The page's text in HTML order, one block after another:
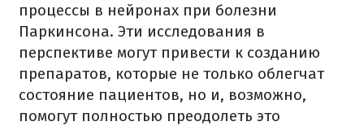
процессы в нейронах при болезни
Паркинсона. Эти исследования в
перспективе могут привести к созданию
препаратов, которые не только облегчат
состояние пациентов, но и, возможно,
помогут полностью преодолеть это